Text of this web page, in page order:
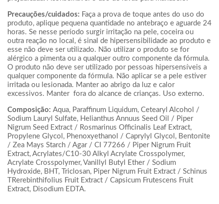
Precauções/cuidados: Faça a prova de toque antes do uso do
produto, aplique pequena quantidade no antebraço e aguarde 24
horas. Se nesse período surgir irritação na pele, coceira ou
outra reação no local, é sinal de hipersensibilidade ao produto e
esse não deve ser utilizado. Não utilizar o produto se for
alérgico a pimenta ou a qualquer outro componente da fórmula.
O produto não deve ser utilizado por pessoas hipersensíveis a
qualquer componente da fórmula. Não aplicar se a pele estiver
irritada ou lesionada. Manter ao abrigo da luz e calor
excessivos. Manter fora do alcance de crianças. Uso externo.
Composição: Aqua, Paraffinum Liquidum, Cetearyl Alcohol /
Sodium Lauryl Sulfate, Helianthus Annuus Seed Oil / Piper
Nigrum Seed Extract / Rosmarinus Officinalis Leaf Extract,
Propylene Glycol, Phenoxyethanol / Caprylyl Glycol, Bentonite
/ Zea Mays Starch / Agar / CI 77266 / Piper Nigrum Fruit
Extract, Acrylates/C10-30 Alkyl Acrylate Crosspolymer,
Acrylate Crosspolymer, Vanillyl Butyl Ether / Sodium
Hydroxide, BHT, Triclosan, Piper Nigrum Fruit Extract / Schinus
TRerebinthifolius Fruit Extract / Capsicum Frutescens Fruit
Extract, Disodium EDTA.